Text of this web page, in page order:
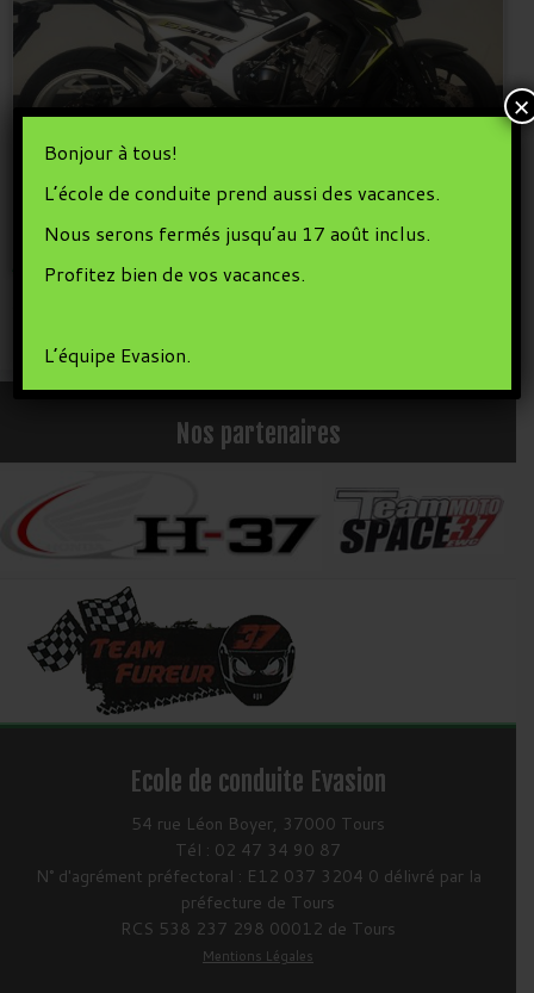
Nouvelle moto : La Honda CB650F
30 novembre 2016dansPermis motopar Manu
Nos partenaires
Ecole de conduite Evasion
54 rue Léon Boyer, 37000 Tours
Tél : 02 47 34 90 87
N° d'agrément préfectoral : E12 037 3204 0 délivré par la
préfecture de Tours
RCS 538 237 298 00012 de Tours
Mentions Légales
Bonjour à tous!
L’école de conduite prend aussi des vacances.
Nous serons fermés jusqu’au 17 août inclus.
Profitez bien de vos vacances.
L’équipe Evasion.
×